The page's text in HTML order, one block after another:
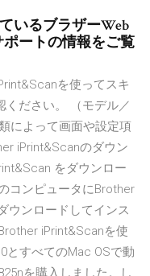
いるブラザーWeb
ートの情報をご覧
を使ってスキ
ください。 （モデル／
によって画面や設定項
iPrint&Scanのダウン
をダウンロー
コンピュータにBrother
ウンロードしてインス
iPrint&Scanを使
とすべてのMac OSで動